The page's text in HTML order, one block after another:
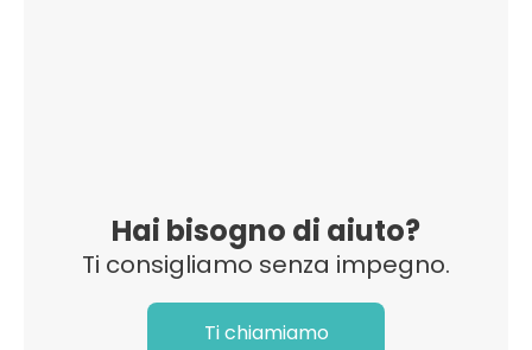
Hai bisogno di aiuto?
Ti consigliamo senza impegno.
Ti chiamiamo